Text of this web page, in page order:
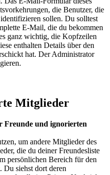
die Benutzer, die
sollen. Du solltest
E-Mail, die du bekommen
ganz wichtig, die Kopfzeilen
enthalten Details über den
hat. Der Administrator
Mitglieder
Freunde und ignorierten
um andere Mitglieder des
die du deiner Freundesliste
persönlichen Bereich für den
siehst dort deren